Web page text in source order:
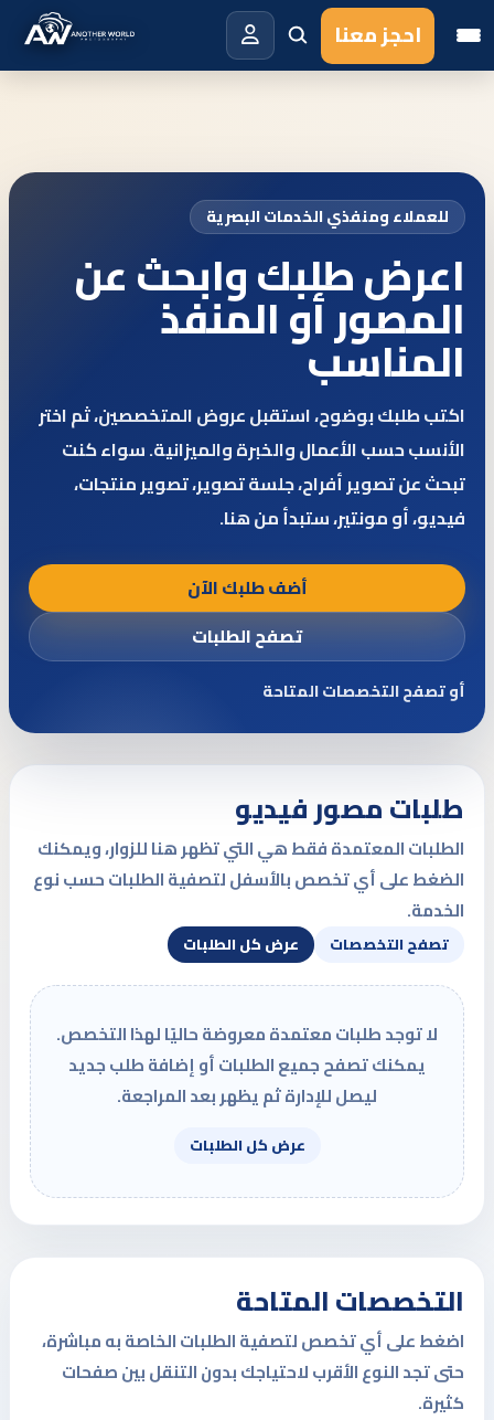
احجز معنا
للعملاء ومنفذي الخدمات البصرية
اعرض طلبك وابحث عن
المصور أو المنفذ
المناسب
اكتب طلبك بوضوح، استقبل عروض المتخصصين، ثم اختر
الأنسب حسب الأعمال والخبرة والميزانية. سواء كنت
تبحث عن تصوير أفراح، جلسة تصوير، تصوير منتجات،
فيديو، أو مونتير، ستبدأ من هنا.
أضف طلبك الآن
تصفح الطلبات
أو تصفح التخصصات المتاحة
طلبات مصور فيديو
الطلبات المعتمدة فقط هي التي تظهر هنا للزوار، ويمكنك
الضغط على أي تخصص بالأسفل لتصفية الطلبات حسب نوع
الخدمة.
تصفح التخصصات عرض كل الطلبات
لا توجد طلبات معتمدة معروضة حاليًا لهذا التخصص.
يمكنك تصفح جميع الطلبات أو إضافة طلب جديد
ليصل للإدارة ثم يظهر بعد المراجعة.
عرض كل الطلبات
التخصصات المتاحة
اضغط على أي تخصص لتصفية الطلبات الخاصة به مباشرة،
حتى تجد النوع الأقرب لاحتياجك بدون التنقل بين صفحات
كثيرة.